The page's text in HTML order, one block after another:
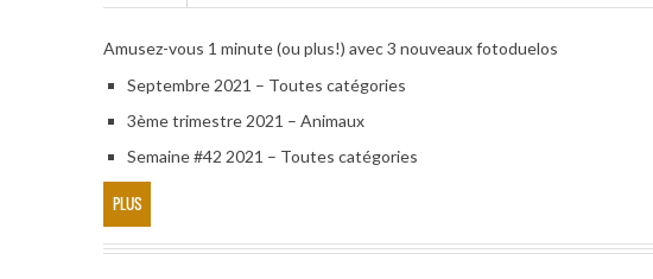
Amusez-vous 1 minute (ou plus!) avec 3 nouveaux fotoduelos
Septembre 2021 – Toutes catégories
3ème trimestre 2021 – Animaux
Semaine #42 2021 – Toutes catégories
PLUS